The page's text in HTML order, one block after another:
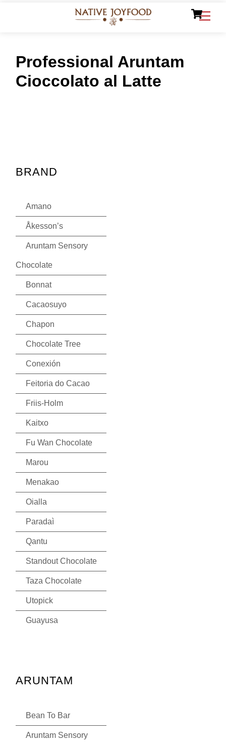
Professional Aruntam
Cioccolato al Latte
BRAND
Amano
Åkesson’s
Aruntam Sensory
Chocolate
Bonnat
Cacaosuyo
Chapon
Chocolate Tree
Conexión
Feitoria do Cacao
Friis-Holm
Kaitxo
Fu Wan Chocolate
Marou
Menakao
Oialla
Paradaì
Qantu
Standout Chocolate
Taza Chocolate
Utopick
Guayusa
ARUNTAM
Bean To Bar
Aruntam Sensory